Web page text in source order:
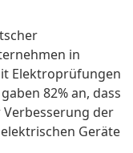
in
Elektroprüfungen
82% an, dass
der
Geräte